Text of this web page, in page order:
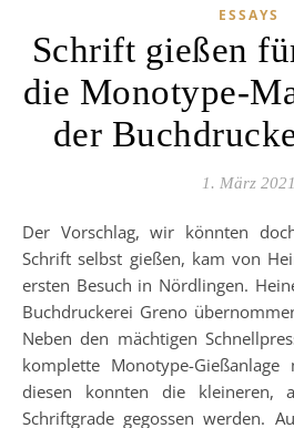
ESSAYS
Schrift gießen
die Monotype-
der
1. März 2021
Der Vorschlag, wir könnten doch bei ihm eine eigene
Schrift selbst gießen, kam von
ersten Besuch in Nördlingen.
Buchdruckerei Greno
Neben den mächtigen
komplette Monotype-
diesen konnten die kleineren,
Schriftgrade gegossen werden.